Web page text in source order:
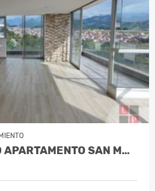
ARRENDAMIENTO APARTAMENTO SAN MARC…